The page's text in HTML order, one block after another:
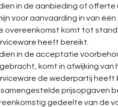
in de aanbieding of
voor aanvaarding in van
overeenkomst komt tot
heeft bereikt.
in de acceptatie
komt in afwijking
de wederpartij heeft
samengestelde prijsopgaven
gedeelte van de